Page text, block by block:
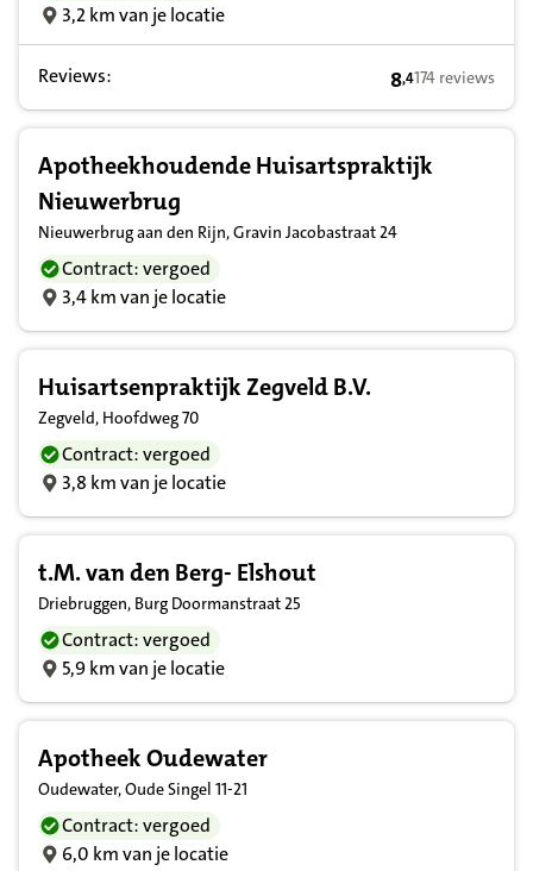
3,2 km van je locatie
Reviews: 8,4 op basis van
8,4174 reviews
Apotheekhoudende Huisartspraktijk
Nieuwerbrug
Nieuwerbrug aan den Rijn, Gravin Jacobastraat 24
Contract: vergoed
3,4 km van je locatie
Huisartsenpraktijk Zegveld B.V.
Zegveld, Hoofdweg 70
Contract: vergoed
3,8 km van je locatie
t.M. van den Berg- Elshout
Driebruggen, Burg Doormanstraat 25
Contract: vergoed
5,9 km van je locatie
Apotheek Oudewater
Oudewater, Oude Singel 11-21
Contract: vergoed
6,0 km van je locatie